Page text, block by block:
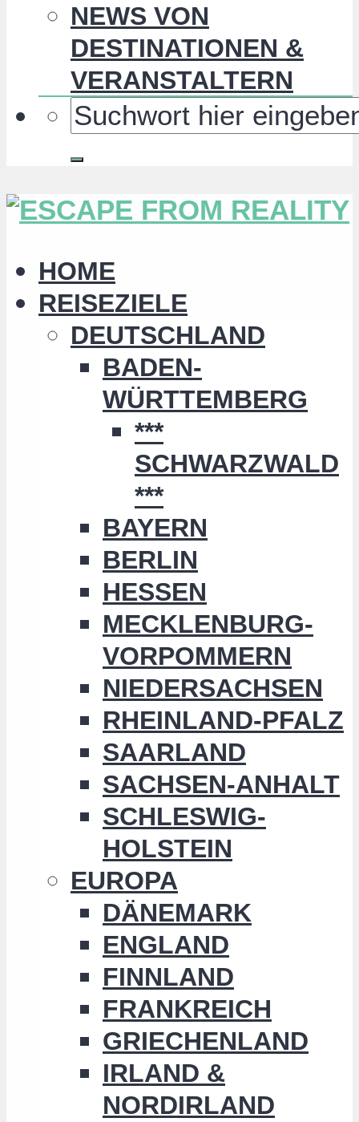
NEWS VON
DESTINATIONEN &
VERANSTALTERN
HOME
REISEZIELE
DEUTSCHLAND
BADEN-
WÜRTTEMBERG
***
SCHWARZWALD
***
BAYERN
BERLIN
HESSEN
MECKLENBURG-
VORPOMMERN
NIEDERSACHSEN
RHEINLAND-PFALZ
SAARLAND
SACHSEN-ANHALT
SCHLESWIG-
HOLSTEIN
EUROPA
DÄNEMARK
ENGLAND
FINNLAND
FRANKREICH
GRIECHENLAND
IRLAND &
NORDIRLAND